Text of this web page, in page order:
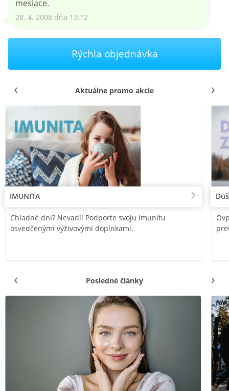
mesiace.
28. 4. 2008 dňa 13:12
Rýchla objednávka
Aktuálne promo akcie
IMUNITA
Chladné dni? Nevadí! Podporte svoju imunitu
osvedčenými výživovými doplnkami.
Posledné články